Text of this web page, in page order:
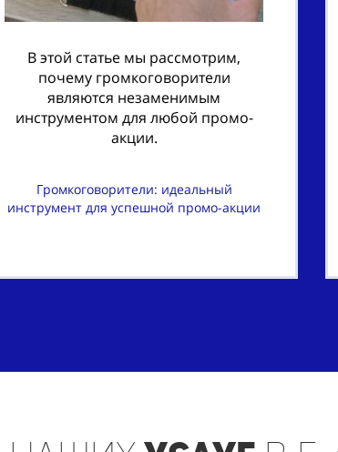
В этой статье мы рассмотрим,
почему громкоговорители
являются незаменимым
инструментом для любой промо-
акции.
Громкоговорители: идеальный
инструмент для успешной промо-акции